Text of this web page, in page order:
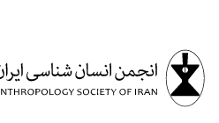
content